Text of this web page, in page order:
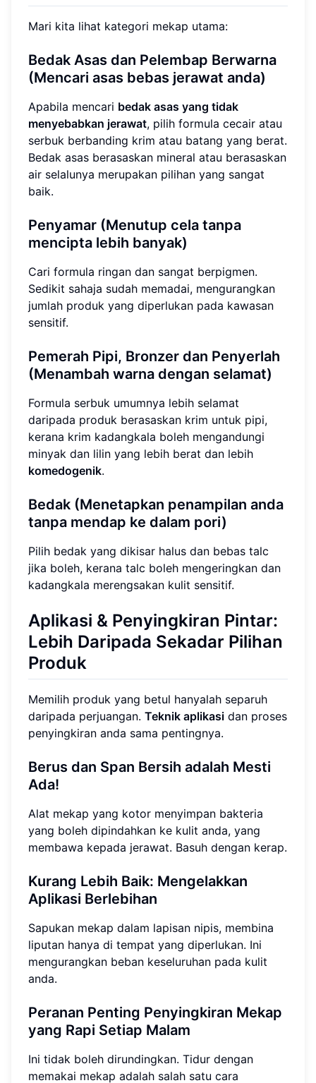
Mari kita lihat kategori mekap utama:
Bedak Asas dan Pelembap Berwarna
(Mencari asas bebas jerawat anda)
Apabila mencari bedak asas yang tidak
menyebabkan jerawat, pilih formula cecair atau
serbuk berbanding krim atau batang yang berat.
Bedak asas berasaskan mineral atau berasaskan
air selalunya merupakan pilihan yang sangat
baik.
Penyamar (Menutup cela tanpa
mencipta lebih banyak)
Cari formula ringan dan sangat berpigmen.
Sedikit sahaja sudah memadai, mengurangkan
jumlah produk yang diperlukan pada kawasan
sensitif.
Pemerah Pipi, Bronzer dan Penyerlah
(Menambah warna dengan selamat)
Formula serbuk umumnya lebih selamat
daripada produk berasaskan krim untuk pipi,
kerana krim kadangkala boleh mengandungi
minyak dan lilin yang lebih berat dan lebih
komedogenik.
Bedak (Menetapkan penampilan anda
tanpa mendap ke dalam pori)
Pilih bedak yang dikisar halus dan bebas talc
jika boleh, kerana talc boleh mengeringkan dan
kadangkala merengsakan kulit sensitif.
Aplikasi & Penyingkiran Pintar:
Lebih Daripada Sekadar Pilihan
Produk
Memilih produk yang betul hanyalah separuh
daripada perjuangan. Teknik aplikasi dan proses
penyingkiran anda sama pentingnya.
Berus dan Span Bersih adalah Mesti
Ada!
Alat mekap yang kotor menyimpan bakteria
yang boleh dipindahkan ke kulit anda, yang
membawa kepada jerawat. Basuh dengan kerap.
Kurang Lebih Baik: Mengelakkan
Aplikasi Berlebihan
Sapukan mekap dalam lapisan nipis, membina
liputan hanya di tempat yang diperlukan. Ini
mengurangkan beban keseluruhan pada kulit
anda.
Peranan Penting Penyingkiran Mekap
yang Rapi Setiap Malam
Ini tidak boleh dirundingkan. Tidur dengan
memakai mekap adalah salah satu cara